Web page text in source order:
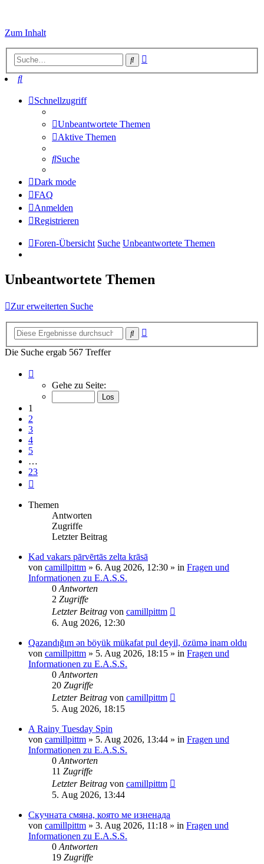
Zum Inhalt
Suche
Suche
Schnellzugriff
Unbeantwortete Themen
Aktive Themen
Suche
Dark mode
FAQ
Anmelden
Registrieren
Foren-Übersicht Suche Unbeantwortete Themen
Unbeantwortete Themen
Zur erweiterten Suche
Suche
Die Suche ergab 567 Treffer
von
Gehe zu Seite:
1
2
3
4
5
…
23
Themen
Antworten
Zugriffe
Letzter Beitrag
Kad vakars pārvērtās zelta krāsā
von camillpittm » 6. Aug 2026, 12:30 » in Fragen und
Informationen zu E.A.S.S.
0Antworten
2 Zugriffe
Letzter Beitrag von camillpittm
6. Aug 2026, 12:30
Qazandığım ən böyük mükafat pul deyil, özümə inam oldu
von camillpittm » 5. Aug 2026, 18:15 » in Fragen und
Informationen zu E.A.S.S.
0Antworten
20 Zugriffe
Letzter Beitrag von camillpittm
5. Aug 2026, 18:15
A Rainy Tuesday Spin
von camillpittm » 5. Aug 2026, 13:44 » in Fragen und
Informationen zu E.A.S.S.
0Antworten
11 Zugriffe
Letzter Beitrag von camillpittm
5. Aug 2026, 13:44
Скучната смяна, която ме изненада
von camillpittm » 3. Aug 2026, 11:18 » in Fragen und
Informationen zu E.A.S.S.
0Antworten
19 Zugriffe